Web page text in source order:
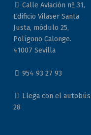
Calle Aviación nº 31,
Edificio Vilaser Santa
Justa, módulo 25,
Polígono Calonge.
41007 Sevilla
954 93 27 93
Llega con el autobús
28